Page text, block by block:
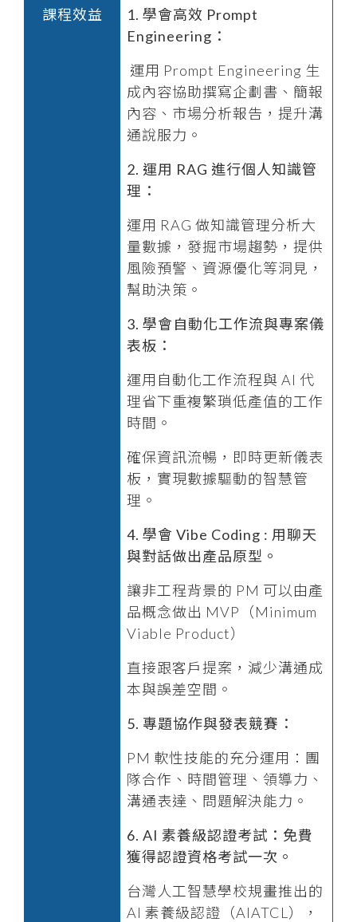
課程效益
1. 學會高效 Prompt
Engineering：
運用 Prompt Engineering 生
成內容協助撰寫企劃書、簡報
內容、市場分析報告，提升溝
通說服力。
2. 運用 RAG 進行個人知識管
理：
運用 RAG 做知識管理分析大
量數據，發掘市場趨勢，提供
風險預警、資源優化等洞見，
幫助決策。
3. 學會自動化工作流與專案儀
表板：
運用自動化工作流程與 AI 代
理省下重複繁瑣低產值的工作
時間。
確保資訊流暢，即時更新儀表
板，實現數據驅動的智慧管
理。
4. 學會 Vibe Coding : 用聊天
與對話做出產品原型。
讓非工程背景的 PM 可以由產
品概念做出 MVP（Minimum
Viable Product）
直接跟客戶提案，減少溝通成
本與誤差空間。
5. 專題協作與發表競賽：
PM 軟性技能的充分運用：團
隊合作、時間管理、領導力、
溝通表達、問題解決能力。
6. AI 素養級認證考試：免費
獲得認證資格考試一次。
台灣人工智慧學校規畫推出的
AI 素養級認證（AIATCL），